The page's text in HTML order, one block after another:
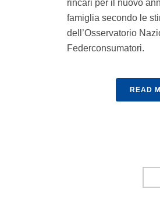
rincari per il nuovo
famiglia secondo le
dell’Osservatorio
Federconsumatori.
READ